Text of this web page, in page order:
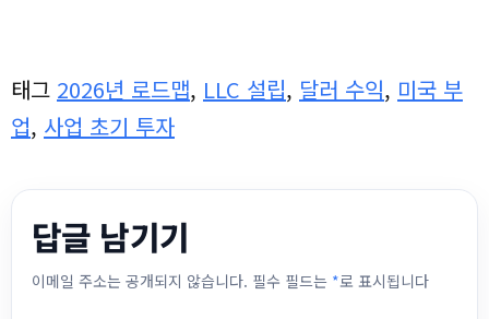
태그 2026년 로드맵, LLC 설립, 달러 수익, 미국 부
업, 사업 초기 투자
답글 남기기
이메일 주소는 공개되지 않습니다. 필수 필드는 *로 표시됩니다